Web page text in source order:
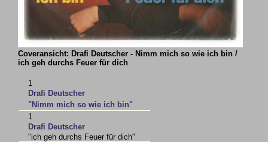
Coveransicht: Drafi Deutscher - Nimm mich so wie ich bin /
ich geh durchs Feuer für dich
1
Drafi Deutscher
"Nimm mich so wie ich bin"
1
Drafi Deutscher
"ich geh durchs Feuer für dich"